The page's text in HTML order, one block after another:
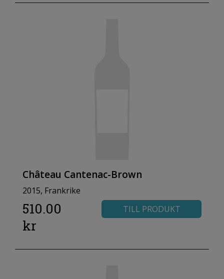
Château Cantenac-Brown
2015, Frankrike
510.00
kr
TILL PRODUKT